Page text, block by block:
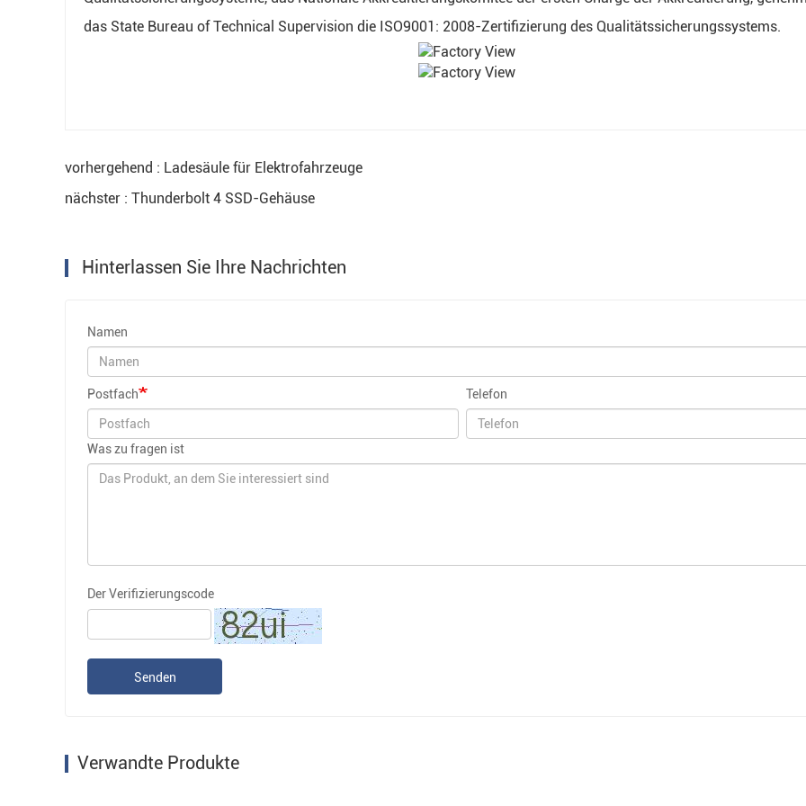
das State Bureau of Technical Supervision die ISO9001: 2008-Zertifizierung des Qualitätssicherungssystems.
vorhergehend : Ladesäule für Elektrofahrzeuge
nächster : Thunderbolt 4 SSD-Gehäuse
Hinterlassen Sie Ihre Nachrichten
Namen
Postfach Telefon
Was zu fragen ist
Der Verifizierungscode
Senden
Verwandte Produkte